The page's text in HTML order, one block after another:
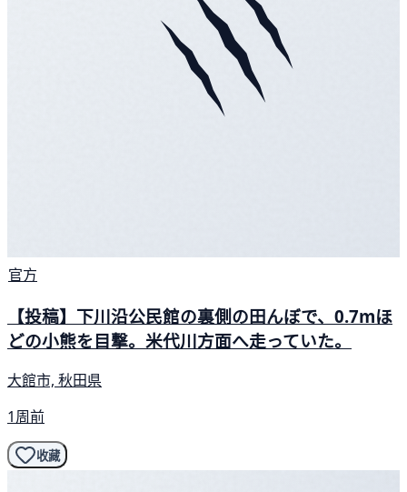
官方
【投稿】下川沿公民館の裏側の田んぼで、0.7mほ
どの小熊を目撃。米代川方面へ走っていた。
大館市, 秋田県
1周前
收藏